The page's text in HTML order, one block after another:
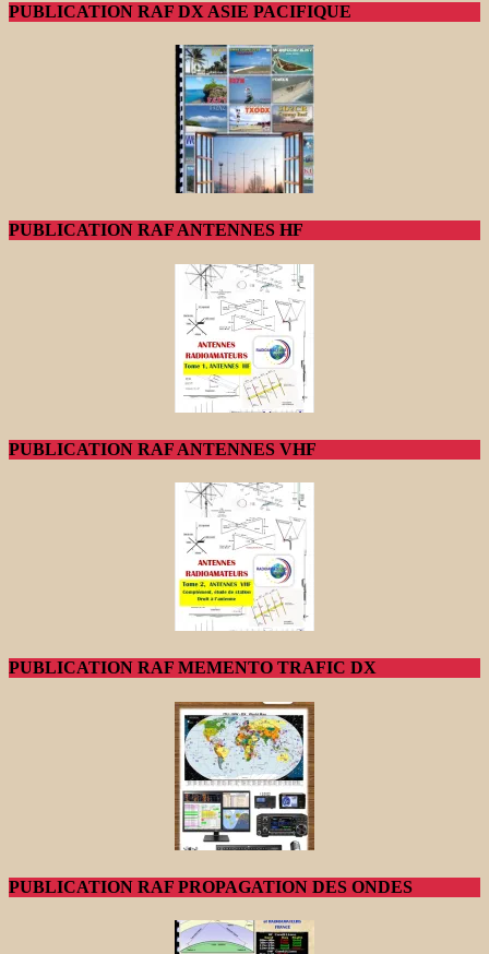
PUBLICATION RAF DX ASIE PACIFIQUE
PUBLICATION RAF ANTENNES HF
PUBLICATION RAF ANTENNES VHF
PUBLICATION RAF MEMENTO TRAFIC DX
PUBLICATION RAF PROPAGATION DES ONDES